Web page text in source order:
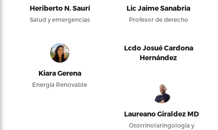
Heriberto N. Saurí
Salud y emergencias
Lic Jaime Sanabria
Profesor de derecho
Kiara Gerena
Energía Renovable
Lcdo Josué Cardona
Hernández
Laureano Giraldez MD
Otorrinolaringología y